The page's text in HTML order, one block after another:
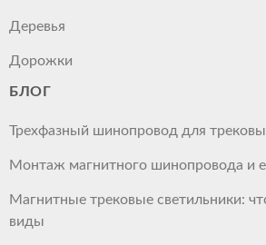
Деревья
Дорожки
БЛОГ
Трехфазный шинопровод для
Монтаж магнитного шинопровода и
Магнитные трековые светильники:
виды